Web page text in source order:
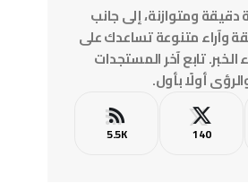
ومتوازنة، إلى جانب
وآراء متنوعة تساعدك على
الخبر. تابع آخر المستجدات
أولًا بأول.
140
5.5K